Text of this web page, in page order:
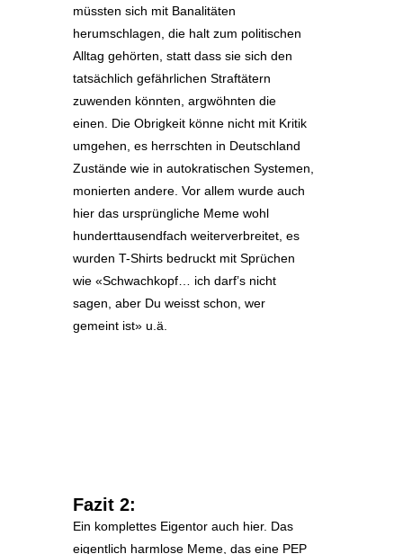
müssten sich mit Banalitäten
herumschlagen, die halt zum politischen
Alltag gehörten, statt dass sie sich den
tatsächlich gefährlichen Straftätern
zuwenden könnten, argwöhnten die
einen. Die Obrigkeit könne nicht mit Kritik
umgehen, es herrschten in Deutschland
Zustände wie in autokratischen Systemen,
monierten andere. Vor allem wurde auch
hier das ursprüngliche Meme wohl
hunderttausendfach weiterverbreitet, es
wurden T-Shirts bedruckt mit Sprüchen
wie «Schwachkopf… ich darf’s nicht
sagen, aber Du weisst schon, wer
gemeint ist» u.ä.
Fazit 2:
Ein komplettes Eigentor auch hier. Das
eigentlich harmlose Meme, das eine PEP